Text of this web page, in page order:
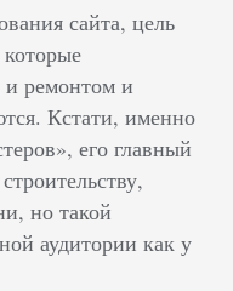
сайта, цель
и ремонтом и
Кстати, именно
его главный
но такой
аудитории как у